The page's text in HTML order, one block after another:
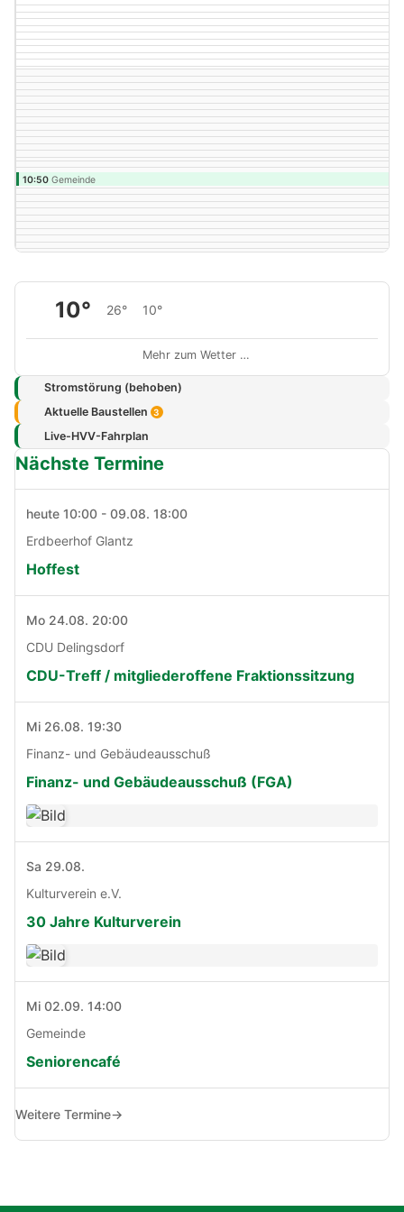
10:50 Gemeinde
Stadtradeln-Sternfahrt
10° 26° 10°
Mehr zum Wetter …
Stromstörung (behoben)
Aktuelle Baustellen 3
Live-HVV-Fahrplan
Nächste Termine
heute 10:00 - 09.08. 18:00
Erdbeerhof Glantz
Hoffest
Mo 24.08. 20:00
CDU Delingsdorf
CDU-Treff / mitgliederoffene Fraktionssitzung
Mi 26.08. 19:30
Finanz- und Gebäudeausschuß
Finanz- und Gebäudeausschuß (FGA)
Sa 29.08.
Kulturverein e.V.
30 Jahre Kulturverein
Mi 02.09. 14:00
Gemeinde
Seniorencafé
Weitere Termine→